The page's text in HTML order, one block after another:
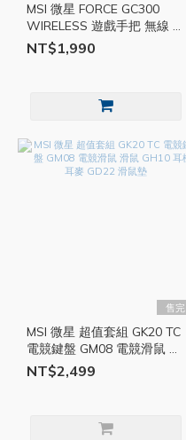
MSI 微星 FORCE GC300
WIRELESS 遊戲手把 無線 搖
捍 控制器 手把 電競 電腦手
把 MSI894
NT$1,990
售完
MSI 微星 超值套組 GK20 TC
電競鍵盤 GM08 電競滑鼠 滑
鼠 GH10 耳機 耳麥 GD22 滑
NT$2,499